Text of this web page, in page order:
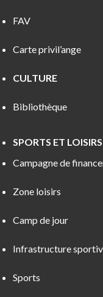
FAV
Carte privil’ange
CULTURE
Bibliothèque
SPORTS ET LOISIRS
Campagne de
Zone loisirs
Camp de jour
Infrastructure
Sports